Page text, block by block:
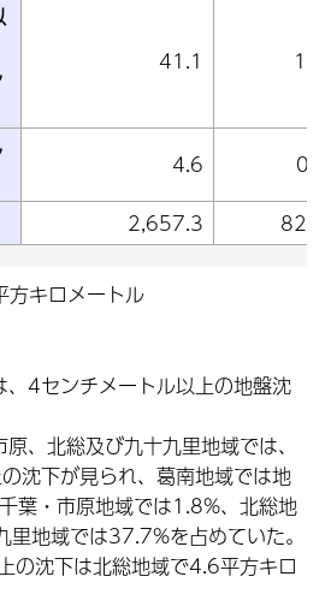
41.1 1.3
4.6
2,657.3 82.8
キロメートル
4センチメートル以上の地盤沈
、北総及び九十九里地域では、
沈下が見られ、葛南地域では地
葉・市原地域では1.8%、北総地
地域では37.7%を占めていた。
の沈下は北総地域で4.6平方キロ